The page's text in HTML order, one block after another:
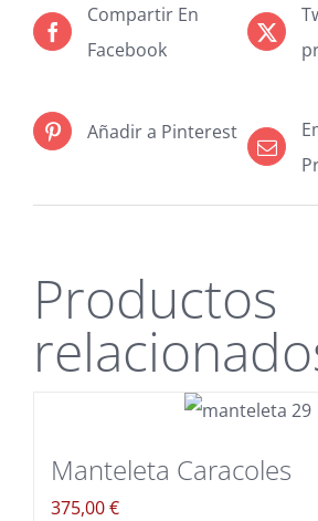
Compartir En
Facebook
Añadir a Pinterest
Productos
Manteleta Caracoles
375,00€